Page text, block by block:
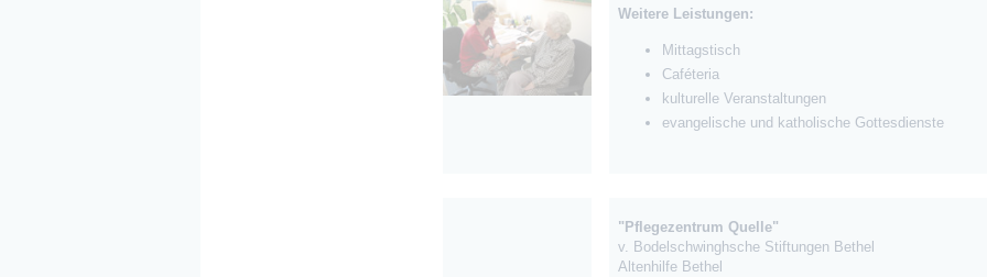
Weitere Leistungen:
Mittagstisch
Caféteria
kulturelle Veranstaltungen
evangelische und katholische Gottesdienste
"Pflegezentrum Quelle"
v. Bodelschwinghsche Stiftungen Bethel
Altenhilfe Bethel